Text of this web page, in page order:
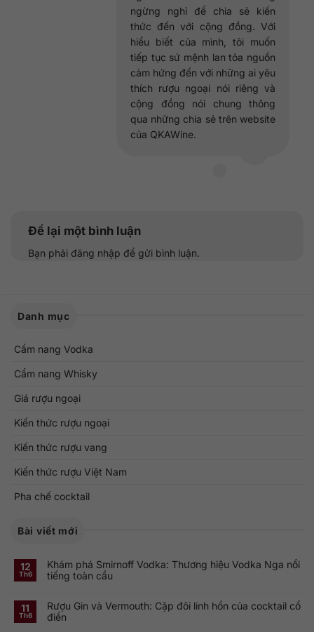
ngừng nghỉ để chia sẻ kiến
thức đến với cộng đồng. Với
hiểu biết của mình, tôi muốn
tiếp tục sứ mệnh lan tỏa nguồn
cảm hứng đến với những ai yêu
thích rượu ngoại nói riêng và
cộng đồng nói chung thông
qua những chia sẻ trên website
của QKAWine.
Để lại một bình luận
Bạn phải đăng nhập để gửi bình luận.
Danh mục
Cẩm nang Vodka
Cẩm nang Whisky
Giá rượu ngoại
Kiến thức rượu ngoại
Kiến thức rượu vang
Kiến thức rượu Việt Nam
Pha chế cocktail
Bài viết mới
12
Th6
Khám phá Smirnoff Vodka: Thương hiệu Vodka Nga nổi
tiếng toàn cầu
bình
luận
ở
11
Th6
Rượu Gin và Vermouth: Cặp đôi linh hồn của cocktail cổ
điển